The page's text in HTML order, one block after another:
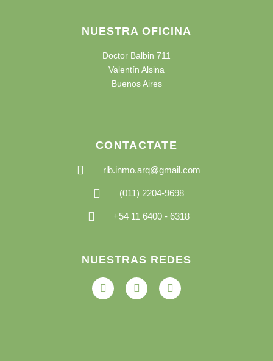
NUESTRA OFICINA
Doctor Balbin 711
Valentín Alsina
Buenos Aires
CONTACTATE
rlb.inmo.arq@gmail.com
(011) 2204-9698
+54 11 6400 - 6318
NUESTRAS REDES